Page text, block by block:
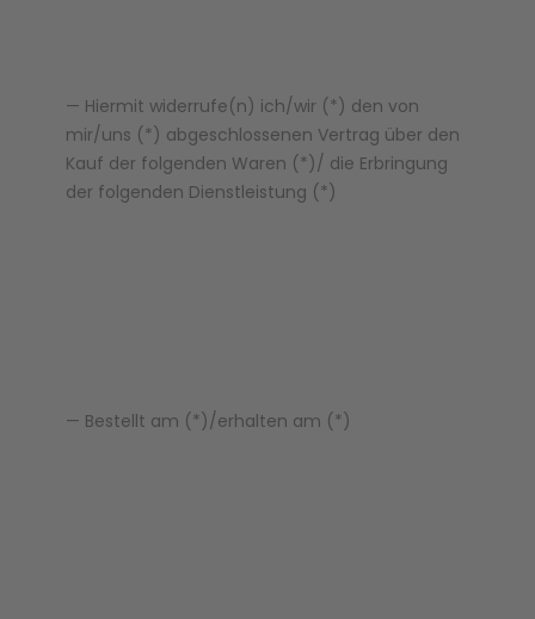
— Hiermit widerrufe(n) ich/wir (*) den von
mir/uns (*) abgeschlossenen Vertrag über den
Kauf der folgenden Waren (*)/ die Erbringung
der folgenden Dienstleistung (*)
— Bestellt am (*)/erhalten am (*)